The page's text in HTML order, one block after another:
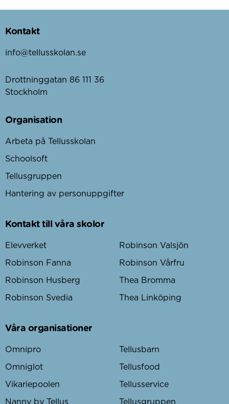
Kontakt
info@tellusskolan.se
Drottninggatan 86 111 36
Stockholm
Organisation
Arbeta på Tellusskolan
Schoolsoft
Tellusgruppen
Hantering av personuppgifter
Kontakt till våra skolor
Elevverket
Robinson Fanna
Robinson Husberg
Robinson Svedia
Robinson Valsjön
Robinson Vårfru
Thea Bromma
Thea Linköping
Våra organisationer
Omnipro
Omniglot
Vikariepoolen
Nanny by Tellus
Tellusbarn
Tellusfood
Tellusservice
Tellusgruppen